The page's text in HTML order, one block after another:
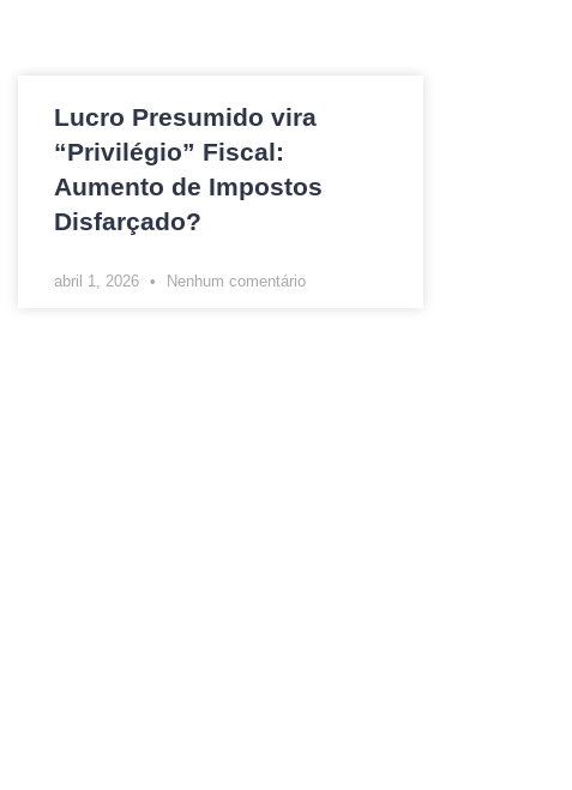
Lucro Presumido vira
“Privilégio” Fiscal:
Aumento de Impostos
Disfarçado?
abril 1, 2026 Nenhum comentário